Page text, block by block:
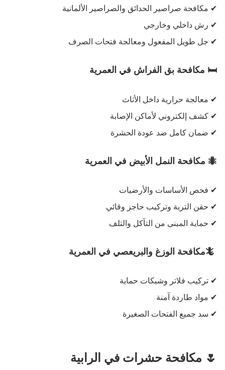
✔ مكافحة صراصير الحدائق والصراصير الألمانية
✔ رش داخلي وخارجي
✔ جل طويل المفعول ومعالجة فتحات الصرف
🛏 مكافحة بق الفراش في العمرية
✔ معالجة حرارية داخل الأثاث
✔ كشف إلكتروني لأماكن الإصابة
✔ ضمان كامل ضد عودة الحشرة
🐜 مكافحة النمل الأبيض في العمرية
✔ فحص الأساسات والأرضيات
✔ حقن التربة وتركيب حاجز وقائي
✔ حماية المبنى من التآكل والتلف
🦎مكافحة الوزغ والبريعصي في العمرية
✔ تركيب فلاتر وشبكات حماية
✔ مواد طاردة آمنة
✔ سد جميع الفتحات الصغيرة
🌷 مكافحة حشرات في الرابية